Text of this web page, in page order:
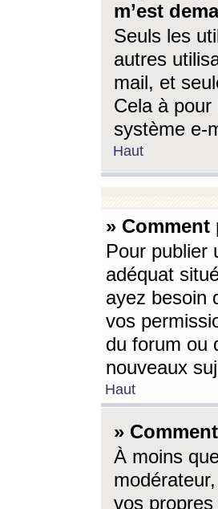
m’est
Seuls les
autres
mail, et
Cela à pour
système e-
Haut
»
Pour publier
adéquat
ayez besoin
vos
du forum ou
nouveaux
Haut
»
À moins
vos